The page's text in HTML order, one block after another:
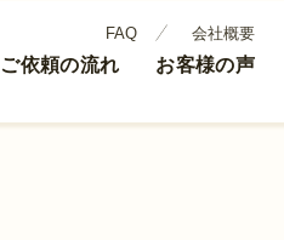
FAQ 会社概要
ご依頼の流れ お客様の声